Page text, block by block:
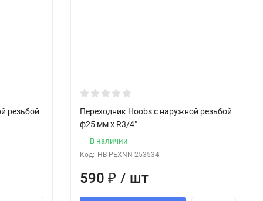
резьбой
Переходник Hoobs с наружной резьбой
ф25 мм x R3/4"
В наличии
Код: HB-PEXNN-253534
590 ₽ / шт